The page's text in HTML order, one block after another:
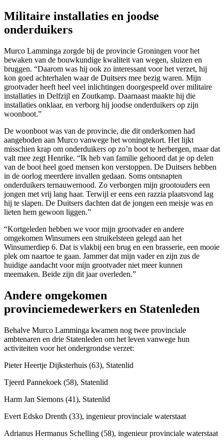
Militaire installaties en joodse
onderduikers
Murco Lamminga zorgde bij de provincie Groningen voor het
bewaken van de bouwkundige kwaliteit van wegen, sluizen en
bruggen. “Daarom was hij ook zo interessant voor het verzet, hij
kon goed achterhalen waar de Duitsers mee bezig waren. Mijn
grootvader heeft heel veel inlichtingen doorgespeeld over militaire
installaties in Delfzijl en Zoutkamp. Daarnaast maakte hij die
installaties onklaar, en verborg hij joodse onderduikers op zijn
woonboot.”
De woonboot was van de provincie, die dit onderkomen had
aangeboden aan Murco vanwege het woningtekort. Het lijkt
misschien krap om onderduikers op zo’n boot te herbergen, maar dat
valt mee zegt Henrike. “Ik heb van familie gehoord dat je op delen
van de boot heel goed mensen kon verstoppen. De Duitsers hebben
in de oorlog meerdere invallen gedaan. Soms ontsnapten
onderduikers ternauwernood. Zo verborgen mijn grootouders een
jongen met vrij lang haar. Terwijl er eens een razzia plaatsvond lag
hij te slapen. De Duitsers dachten dat de jongen een meisje was en
lieten hem gewoon liggen.”
“Kortgeleden hebben we voor mijn grootvader en andere
omgekomen Winsumers een struikelsteen gelegd aan het
Winsumerdiep 6. Dat is vlakbij een brug en een brasserie, een mooie
plek om naartoe te gaan. Jammer dat mijn vader en zijn zus de
huidige aandacht voor mijn grootvader niet meer kunnen
meemaken. Beide zijn dit jaar overleden.”
Andere omgekomen
provinciemedewerkers en Statenleden
Behalve Murco Lamminga kwamen nog twee provinciale
ambtenaren en drie Statenleden om het leven vanwege hun
activiteiten voor het ondergrondse verzet:
Pieter Heertje Dijksterhuis (63), Statenlid
Tjeerd Pannekoek (58), Statenlid
Harm Jan Siemons (41), Statenlid
Evert Edsko Drenth (33), ingenieur provinciale waterstaat
Adrianus Hermanus Schelling (58), ingenieur provinciale waterstaat